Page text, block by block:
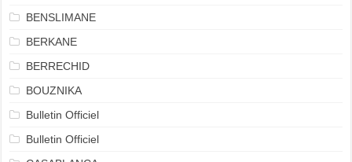
BENSLIMANE
BERKANE
BERRECHID
BOUZNIKA
Bulletin Officiel
Bulletin Officiel